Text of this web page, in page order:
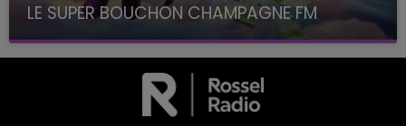
LE SUPER BOUCHON CHAMPAGNE FM
avec La Famille Champagne FM, à 8H10